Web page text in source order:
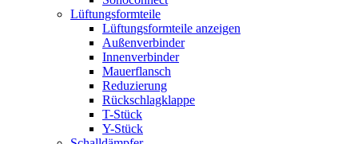
Lüftungsformteile
Lüftungsformteile anzeigen
Außenverbinder
Innenverbinder
Mauerflansch
Reduzierung
Rückschlagklappe
T-Stück
Y-Stück